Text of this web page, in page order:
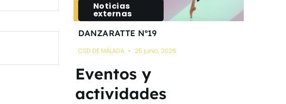
Noticias
externas
DANZARATTE Nº19
CSD DE MÁLAGA 25 junio, 2026
Eventos y
actividades